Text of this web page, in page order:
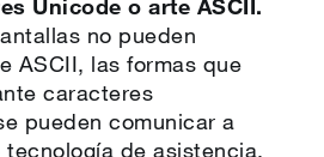
Unicode o arte ASCII.
no pueden
ASCII, las formas que
caracteres
pueden comunicar a
tecnología de asistencia.